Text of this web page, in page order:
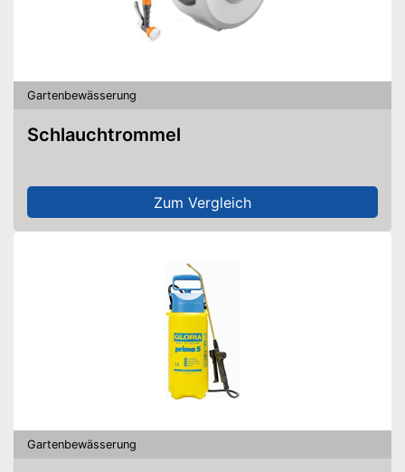
Gartenbewässerung
Schlauchtrommel
Zum Vergleich
Gartenbewässerung